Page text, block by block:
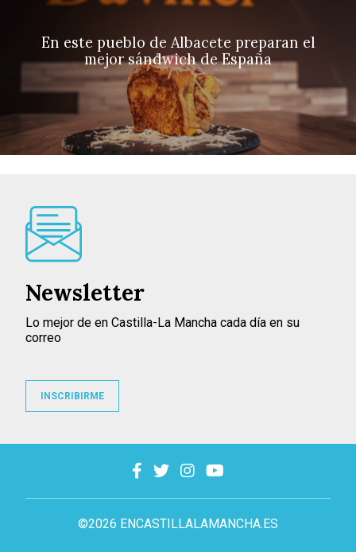
En este pueblo de Albacete preparan el
mejor sándwich de España
©2026 ENCASTILLALAMANCHA.ES
Newsletter
Lo mejor de en Castilla-La Mancha cada día en su
correo
INSCRIBIRME